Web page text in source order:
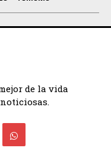
de la vida